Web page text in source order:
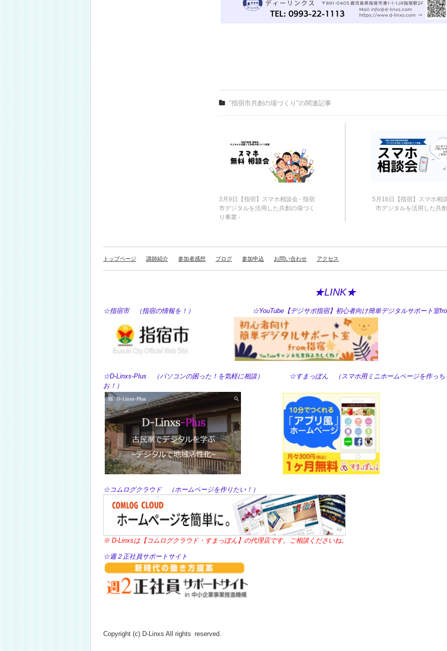
"指宿市共創の場づくり"の関連記事
3月9日【指宿】スマホ相談会 - 指宿
市デジタルを活用した共創の場づく
り事業 -
5月16日【指宿】スマホ相
市デジタルを活用した共
トップページ 講師紹介 参加者感想 ブログ 参加申込 お問い合わせ アクセス
★LINK★
☆指宿市 （指宿の情報を！） ☆YouTube【デジサポ指宿】初心者向け簡単デジタルサポート室
☆D-Linxs-Plus （パソコンの困った！を気軽に相談） ☆すまっぽん （スマホ用ミニホームページを作っち
お！）
☆コムログクラウド （ホームページを作りたい！）
※ D-Linxsは【コムログクラウド・すまっぽん】の代理店です。ご相談くださいね。
☆週２正社員サポートサイト
Copyright (c) D-Linxs All rights reserved.